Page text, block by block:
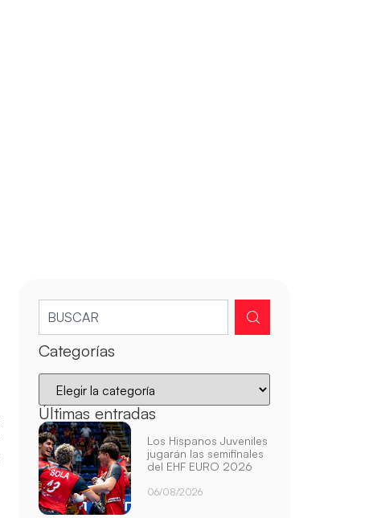
Categorías
Últimas entradas
Los Hispanos Juveniles
jugarán las semifinales
del EHF EURO 2026
06/08/2026